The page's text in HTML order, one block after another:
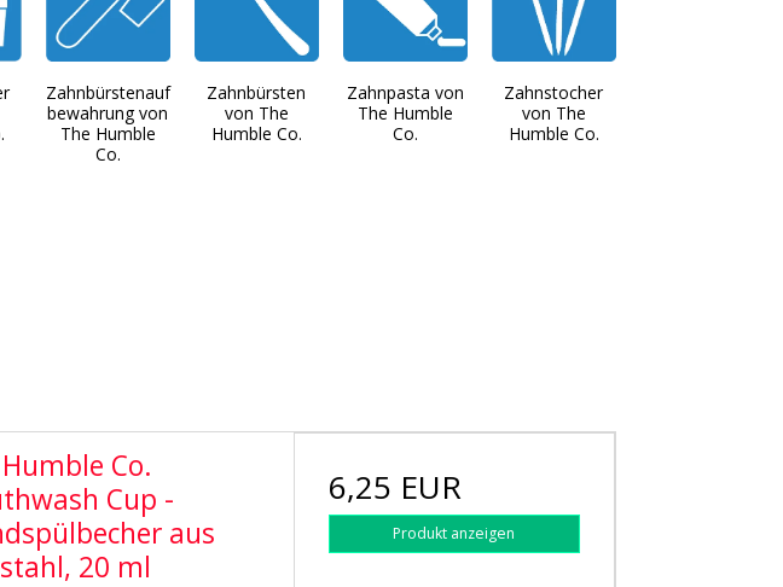
Zahnbürstenauf
bewahrung von
The Humble
Co.
Zahnbürsten
von The
Humble Co.
Zahnpasta von
The Humble
Co.
Zahnstocher
von The
Humble Co.
Co.
Cup -
aus
20 ml
6,25 EUR
Produkt anzeigen